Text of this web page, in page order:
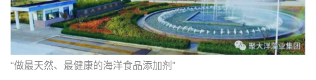
“做最天然、最健康的海洋食品添加剂”